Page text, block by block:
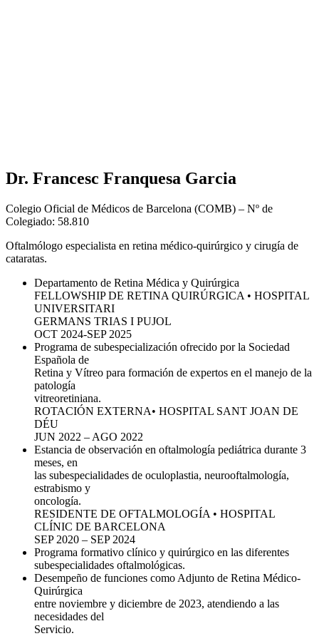
Dr. Francesc Franquesa Garcia
Colegio Oficial de Médicos de Barcelona (COMB) – Nº de
Colegiado: 58.810
Oftalmólogo especialista en retina médico-quirúrgico y cirugía de
cataratas.
Departamento de Retina Médica y Quirúrgica
FELLOWSHIP DE RETINA QUIRÚRGICA • HOSPITAL
UNIVERSITARI
GERMANS TRIAS I PUJOL
OCT 2024-SEP 2025
Programa de subespecialización ofrecido por la Sociedad
Española de
Retina y Vítreo para formación de expertos en el manejo de la
patología
vitreoretiniana.
ROTACIÓN EXTERNA• HOSPITAL SANT JOAN DE
DÉU
JUN 2022 – AGO 2022
Estancia de observación en oftalmología pediátrica durante 3
meses, en
las subespecialidades de oculoplastia, neurooftalmología,
estrabismo y
oncología.
RESIDENTE DE OFTALMOLOGÍA • HOSPITAL
CLÍNIC DE BARCELONA
SEP 2020 – SEP 2024
Programa formativo clínico y quirúrgico en las diferentes
subespecialidades oftalmológicas.
Desempeño de funciones como Adjunto de Retina Médico-
Quirúrgica
entre noviembre y diciembre de 2023, atendiendo a las
necesidades del
Servicio.